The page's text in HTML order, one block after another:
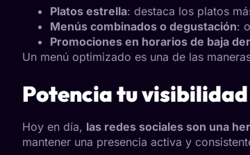
Platos estrella: destaca los platos
Menús combinados o degustación:
Promociones en horarios de baja
Un menú optimizado es una de las
Potencia tu
Hoy en día, las redes sociales son una
mantener una presencia activa y